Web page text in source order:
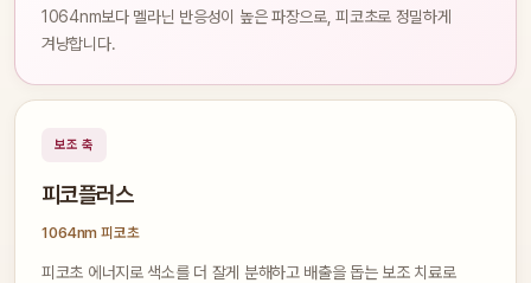
1064nm보다 멜라닌 반응성이 높은 파장으로, 피코초로 정밀하게
겨냥합니다.
보조 축
피코플러스
1064nm 피코초
피코초 에너지로 색소를 더 잘게 분해하고 배출을 돕는 보조 치료로